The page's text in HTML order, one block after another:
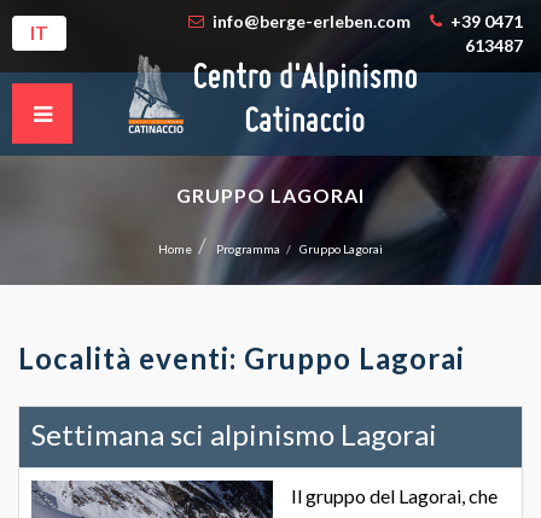
IT
info@berge-erleben.com
+39 0471
613487
GRUPPO LAGORAI
Home Programma Gruppo Lagorai
Località eventi: Gruppo Lagorai
Settimana sci alpinismo Lagorai
Il gruppo del Lagorai, che